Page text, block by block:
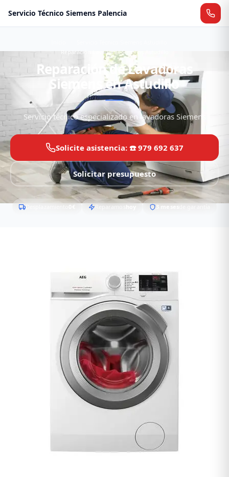
Servicio Técnico Siemens Palencia
Reparación Lavadoras Siemens Astudillo
Reparación de Lavadoras
Siemens en Astudillo
Servicio técnico especializado en lavadoras Siemens
Solicite asistencia: ☎️ 979 692 637
Solicitar presupuesto
Desplazamiento 0€ Reparamos hoy 3 mesesde garantía